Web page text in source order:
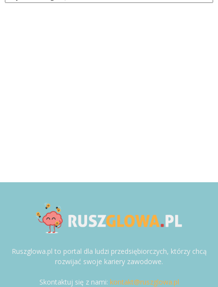
Ruszglowa.pl to portal dla ludzi przedsiębiorczych, którzy chcą
rozwijać swoje kariery zawodowe.
Skontaktuj się z nami: kontakt@ruszglowa.pl